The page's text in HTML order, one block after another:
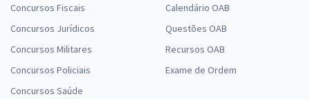
Concursos Fiscais
Concursos Jurídicos
Concursos Militares
Concursos Policiais
Concursos Saúde
Calendário OAB
Questões OAB
Recursos OAB
Exame de Ordem